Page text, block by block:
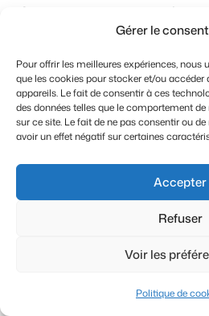
Gérer le
Pour offrir les meilleures expériences, nous
que les cookies pour stocker et/ou
appareils. Le fait de consentir à ces
des données telles que le comportement
sur ce site. Le fait de ne pas consentir ou
avoir un effet négatif sur certaines
Accepter
Refuser
Voir les
Politique de
Attention aux risques de
remboursementen cas de
ne fait aucun cadeau,
courtois. 🤝
Une plateforme propre
collaboration de tous.
définit votre expérience.
Prêt à pimenter votre
certification béton et son
pour explorer vos
Foncez créer votre profil :